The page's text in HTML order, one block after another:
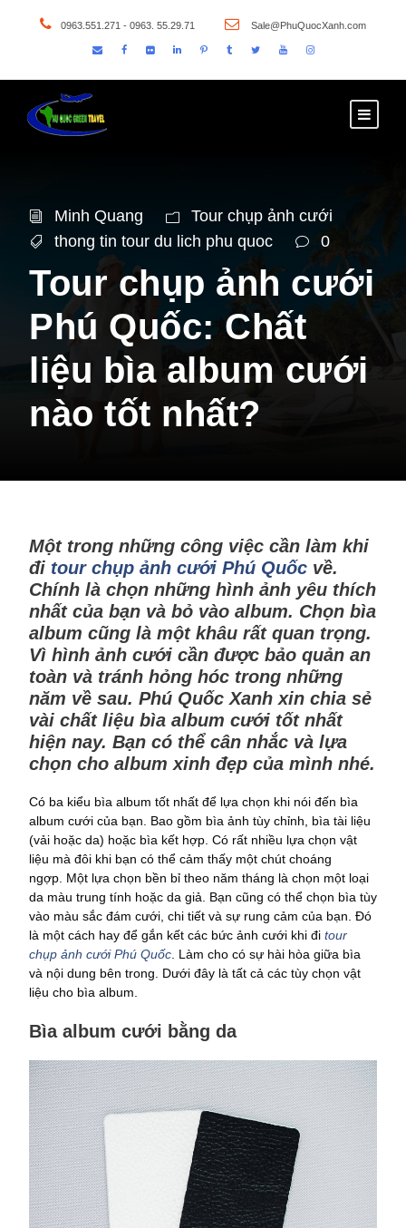
0963.551.271 - 0963. 55.29.71 Sale@PhuQuocXanh.com
Minh Quang
Tour chụp ảnh cưới
thong tin tour du lich phu quoc
0
Tour chụp ảnh cưới
Phú Quốc: Chất
liệu bìa album cưới
nào tốt nhất?
Một trong những công việc cần làm khi
đi tour chụp ảnh cưới Phú Quốc về.
Chính là chọn những hình ảnh yêu thích
nhất của bạn và bỏ vào album. Chọn bìa
album cũng là một khâu rất quan trọng.
Vì hình ảnh cưới cần được bảo quản an
toàn và tránh hỏng hóc trong những
năm về sau. Phú Quốc Xanh xin chia sẻ
vài chất liệu bìa album cưới tốt nhất
hiện nay. Bạn có thể cân nhắc và lựa
chọn cho album xinh đẹp của mình nhé.
Có ba kiểu bìa album tốt nhất để lựa chọn khi nói đến bìa
album cưới của bạn. Bao gồm bìa ảnh tùy chỉnh, bìa tài liệu
(vải hoặc da) hoặc bìa kết hợp. Có rất nhiều lựa chọn vật
liệu mà đôi khi bạn có thể cảm thấy một chút choáng
ngợp. Một lựa chọn bền bỉ theo năm tháng là chọn một loại
da màu trung tính hoặc da giả. Bạn cũng có thể chọn bìa tùy
vào màu sắc đám cưới, chi tiết và sự rung cảm của bạn. Đó
là một cách hay để gắn kết các bức ảnh cưới khi đi tour
chụp ảnh cưới Phú Quốc . Làm cho có sự hài hòa giữa bìa
và nội dung bên trong. Dưới đây là tất cả các tùy chọn vật
liệu cho bìa album.
Bìa album cưới bằng da